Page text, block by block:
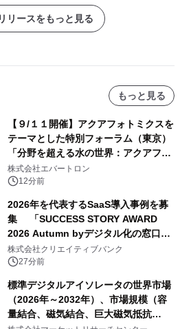
リースをもっと見る
もっと見る
【９/１１開催】アクアフォトミクスを
テーマとした特別フォーラム（東京）
「分野を超える水の世界：アクアフォ
トミクスが切り拓く新しい科学の地
平」を開催
株式会社エバートロン
12分前
2026年を代表するSaaS導入事例を募
集 「SUCCESS STORY AWARD
2026 Autumn byデジタル化の窓口」
開催
株式会社クリエイティブバンク
27分前
標準デジタルアイソレータの世界市場
（2026年～2032年）、市場規模（容
量結合、磁気結合、巨大磁気抵抗